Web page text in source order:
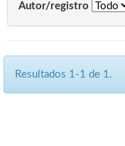
Autor/registro
Resultados 1-1 de 1.